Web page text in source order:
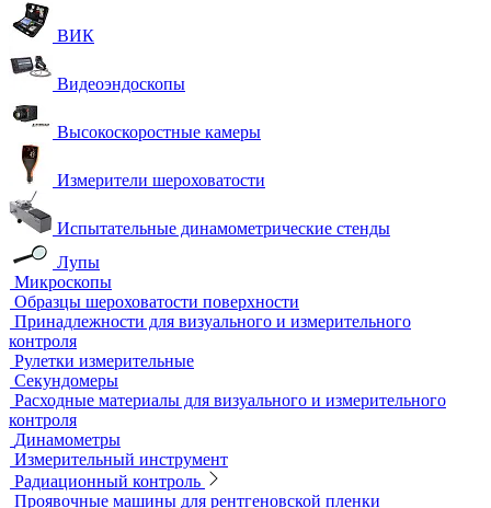
Ультразвуковой неразрушающий контроль
Ультразвуковые дефектоскопы
Ультразвуковые толщиномеры
Стандартные образцы (СОП)
Автоматизированный контроль
Преобразователи и аксессуары
Сканирующие устройства
Соединительные кабели
Ультразвуковой гель
Ультразвуковые расходомеры
Визуальный и измерительный контроль
ВИК
Видеоэндоскопы
Высокоскоростные камеры
Измерители шероховатости
Испытательные динамометрические стенды
Лупы
Микроскопы